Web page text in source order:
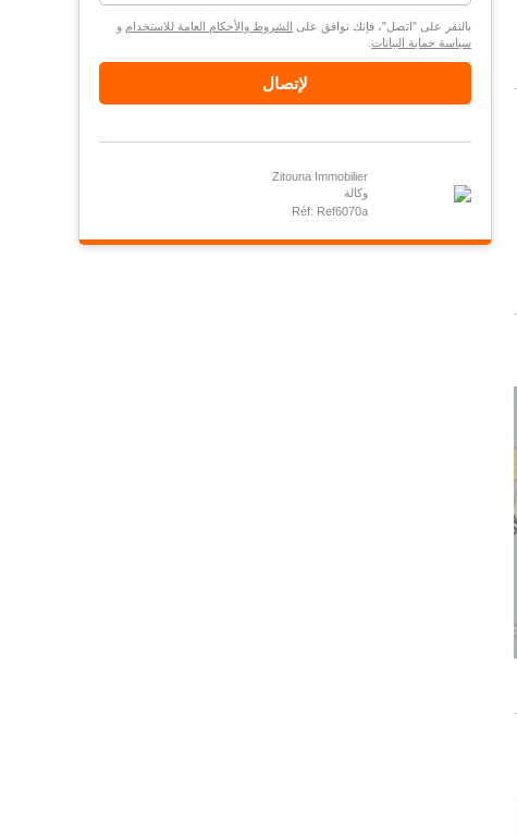
بالنقر على "اتصل"، فإنك توافق على الشروط والأحكام العامة للاستخدام و
سياسة حماية البيانات.
لإتصال
Zitouna Immobilier
وكالة
Réf: Ref6070a